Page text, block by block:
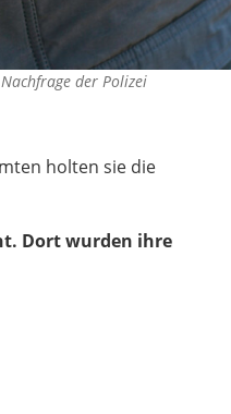
der Polizei
holten sie die
Dort wurden ihre